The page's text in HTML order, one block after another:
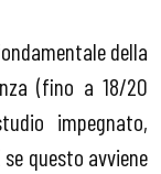
della
(fino a 18/20
impegnato,
questo avviene